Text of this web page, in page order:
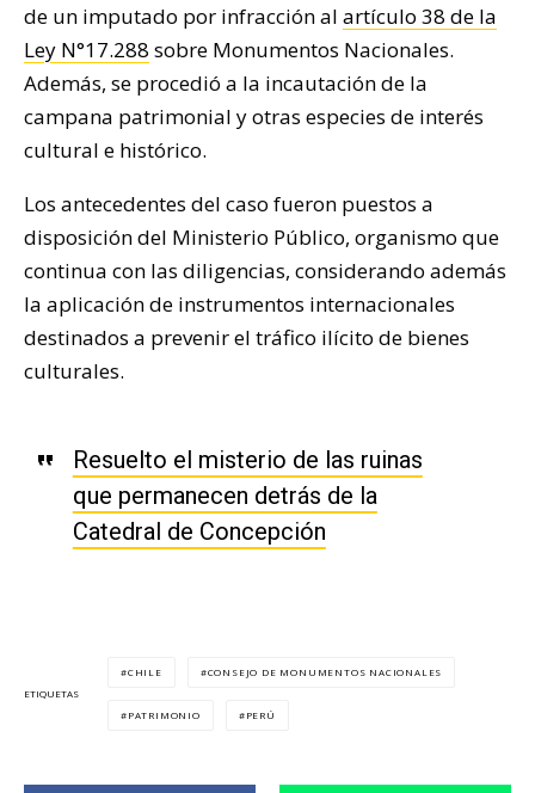
de un imputado por infracción al artículo 38 de la
Ley N°17.288 sobre Monumentos Nacionales.
Además, se procedió a la incautación de la
campana patrimonial y otras especies de interés
cultural e histórico.
Los antecedentes del caso fueron puestos a
disposición del Ministerio Público, organismo que
continua con las diligencias, considerando además
la aplicación de instrumentos internacionales
destinados a prevenir el tráfico ilícito de bienes
culturales.
Resuelto el misterio de las ruinas
que permanecen detrás de la
Catedral de Concepción
ETIQUETAS
CHILE CONSEJO DE MONUMENTOS NACIONALES
PATRIMONIO PERÚ